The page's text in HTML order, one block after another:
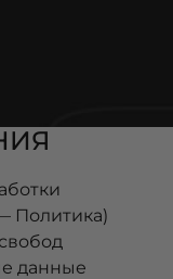
Политика)
данные